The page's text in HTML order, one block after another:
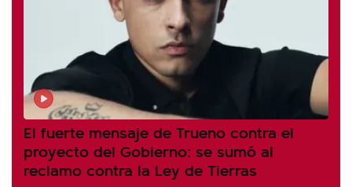
El fuerte mensaje de Trueno contra el
proyecto del Gobierno: se sumó al
reclamo contra la Ley de Tierras